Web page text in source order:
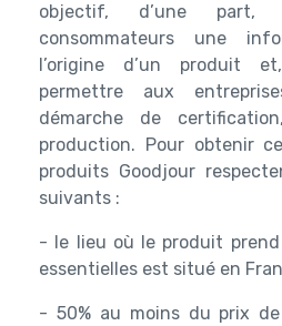
objectif, d’une
consommateurs une
l’origine d’un produit
permettre aux
démarche de
production. Pour obtenir
produits Goodjour
suivants :
- le lieu où le produit
essentielles est situé en
- 50% au moins du prix